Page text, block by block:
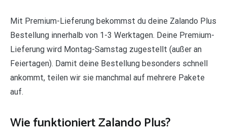
Mit Premium-Lieferung bekommst du deine Zalando Plus
Bestellung innerhalb von 1-3 Werktagen. Deine Premium-
Lieferung wird Montag-Samstag zugestellt (außer an
Feiertagen). Damit deine Bestellung besonders schnell
ankommt, teilen wir sie manchmal auf mehrere Pakete
auf.
Wie funktioniert Zalando Plus?